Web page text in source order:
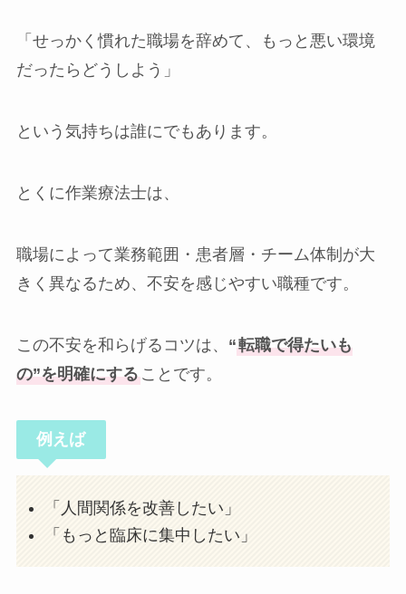
「せっかく慣れた職場を辞めて、もっと悪い環境
だったらどうしよう」
という気持ちは誰にでもあります。
とくに作業療法士は、
職場によって業務範囲・患者層・チーム体制が大
きく異なるため、不安を感じやすい職種です。
この不安を和らげるコツは、 “転職で得たいも
の”を明確にすることです。
例えば
「人間関係を改善したい」
「もっと臨床に集中したい」